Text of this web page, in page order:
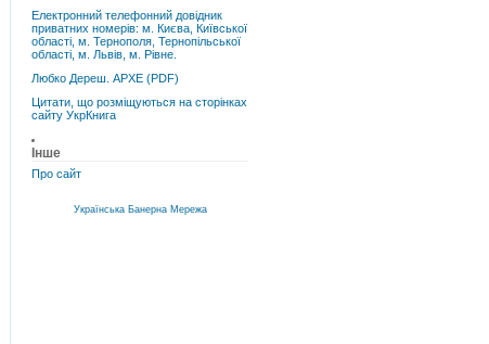
Електронний телефонний довідник
приватних номерів: м. Києва, Київської
області, м. Тернополя, Тернопільської
області, м. Львів, м. Рівне.
Любко Дереш. АРХЕ (PDF)
Цитати, що розміщуються на сторінках
сайту УкрКнига
Інше
Про сайт
Українська Банерна Мережа